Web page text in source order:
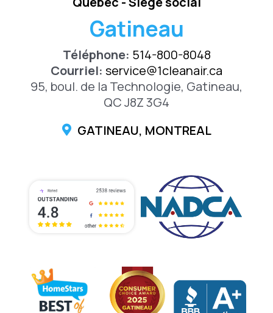
Gatineau
Téléphone: 514-800-8048
Courriel: service@1cleanair.ca
95, boul. de la Technologie, Gatineau,
QC J8Z 3G4
GATINEAU, MONTREAL